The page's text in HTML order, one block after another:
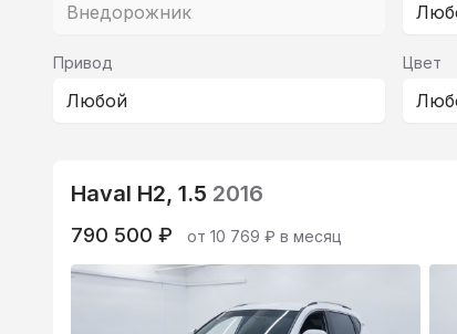
Внедорожник
Привод
Любой
Цвет
Haval H2, 1.5 2016
790 500 ₽ от 10 769 ₽ в месяц